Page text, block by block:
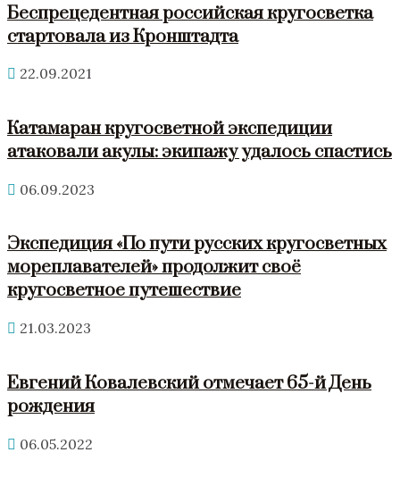
Беспрецедентная российская кругосветка
стартовала из Кронштадта
22.09.2021
Катамаран кругосветной экспедиции
атаковали акулы: экипажу удалось спастись
06.09.2023
Экспедиция «По пути русских кругосветных
мореплавателей» продолжит своё
кругосветное путешествие
21.03.2023
Евгений Ковалевский отмечает 65-й День
рождения
06.05.2022